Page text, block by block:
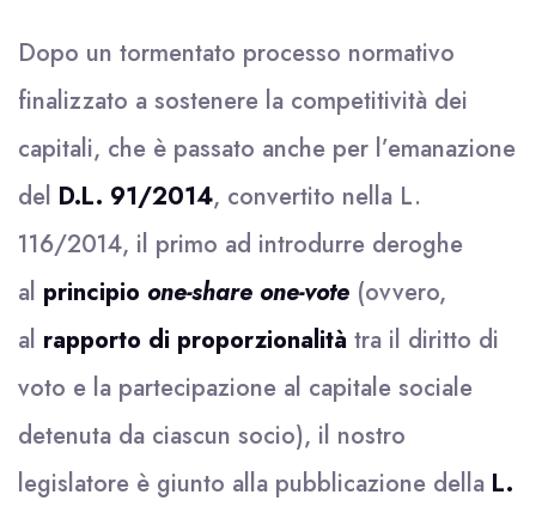
Dopo un tormentato processo normativo
finalizzato a sostenere la competitività dei
capitali, che è passato anche per l’emanazione
del D.L. 91/2014, convertito nella L.
116/2014, il primo ad introdurre deroghe
al principio one-share one-vote (ovvero,
al rapporto di proporzionalità tra il diritto di
voto e la partecipazione al capitale sociale
detenuta da ciascun socio), il nostro
legislatore è giunto alla pubblicazione della L.